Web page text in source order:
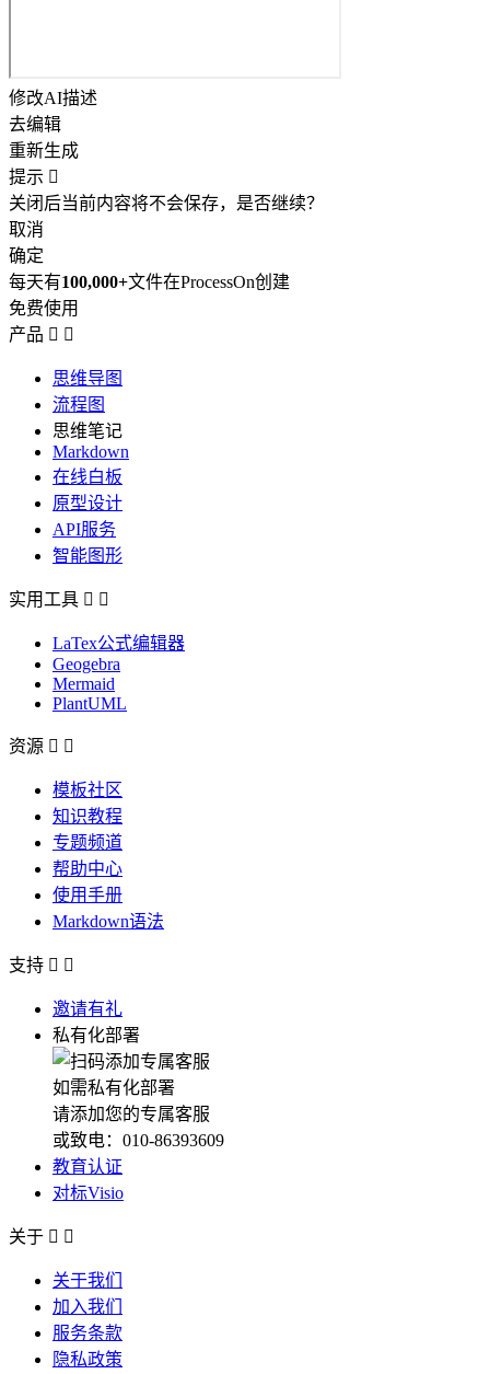
修改AI描述
去编辑
重新生成
提示 
关闭后当前内容将不会保存，是否继续？
取消
确定
每天有100,000+文件在ProcessOn创建
免费使用
产品  
思维导图
流程图
思维笔记
Markdown
在线白板
原型设计
API服务
智能图形
实用工具  
LaTex公式编辑器
Geogebra
Mermaid
PlantUML
资源  
模板社区
知识教程
专题频道
帮助中心
使用手册
Markdown语法
支持  
邀请有礼
私有化部署
如需私有化部署
请添加您的专属客服
或致电：010-86393609
教育认证
对标Visio
关于  
关于我们
加入我们
服务条款
隐私政策